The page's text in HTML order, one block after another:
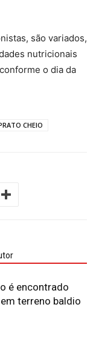
são variados,
nutricionais
o dia da
CHEIO
é encontrado
terreno baldio